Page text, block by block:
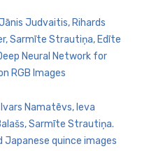
Judvaitis, Rihards
Sarmīte Strautiņa, Edīte
Neural Network for
RGB Images
Namatēvs, Ieva
Sarmīte Strautiņa.
quince images